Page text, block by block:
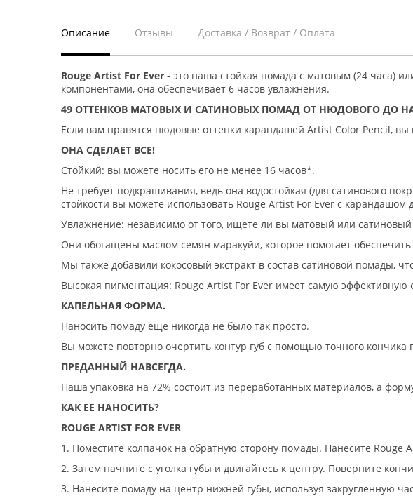
Описание Отзывы Доставка / Возврат / Оплата
Rouge Artist For Ever - это наша стойкая помада с матовым (24 часа)
компонентами, она обеспечивает 6 часов увлажнения.
49 ОТТЕНКОВ МАТОВЫХ И САТИНОВЫХ ПОМАД ОТ НЮДОВОГО ДО
Если вам нравятся нюдовые оттенки карандашей Artist Color Pencil,
ОНА СДЕЛАЕТ ВСЕ!
Стойкий: вы можете носить его не менее 16 часов*.
Не требует подкрашивания, ведь она водостойкая (для сатинового
стойкости вы можете использовать Rouge Artist For Ever с карандашом
Увлажнение: независимо от того, ищете ли вы матовый или
Они обогащены маслом семян маракуйи, которое помогает
Мы также добавили кокосовый экстракт в состав сатиновой помады,
Высокая пигментация: Rouge Artist For Ever имеет самую
КАПЕЛЬНАЯ ФОРМА.
Наносить помаду еще никогда не было так просто.
Вы можете повторно очертить контур губ с помощью точного
ПРЕДАННЫЙ НАВСЕГДА.
Наша упаковка на 72% состоит из переработанных материалов, а
КАК ЕЕ НАНОСИТЬ?
ROUGE ARTIST FOR EVER
1. Поместите колпачок на обратную сторону помады. Нанесите Rouge
2. Затем начните с уголка губы и двигайтесь к центру. Поверните
3. Нанесите помаду на центр нижней губы, используя закругленную